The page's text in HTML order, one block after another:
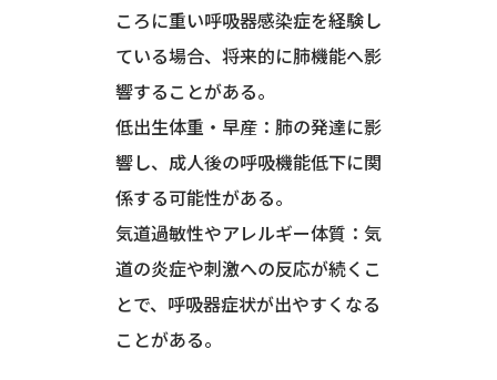
ころに重い呼吸器感染症を経験し
ている場合、将来的に肺機能へ影
響することがある。
低出生体重・早産：肺の発達に影
響し、成人後の呼吸機能低下に関
係する可能性がある。
気道過敏性やアレルギー体質：気
道の炎症や刺激への反応が続くこ
とで、呼吸器症状が出やすくなる
ことがある。